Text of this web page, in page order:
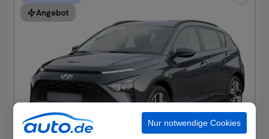
Angebot
Nur notwendige Cookies